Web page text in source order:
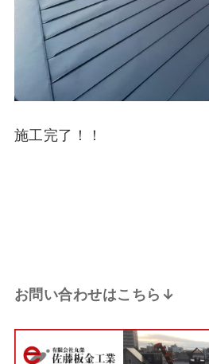
施工完了！！
お問い合わせはこちら↓